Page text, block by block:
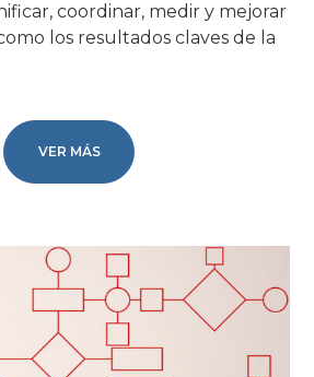
coordinar, medir y mejorar
los resultados claves de la
VER MÁS